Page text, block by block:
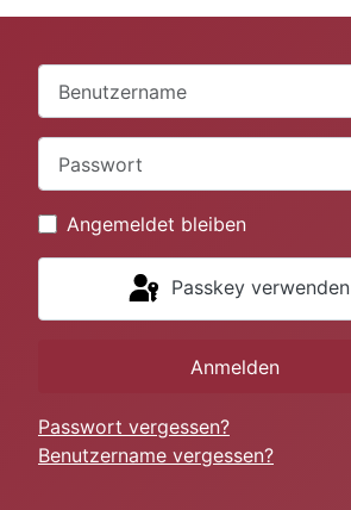
Angemeldet bleiben
Passkey verwenden
Anmelden
Passwort vergessen?
Benutzername vergessen?